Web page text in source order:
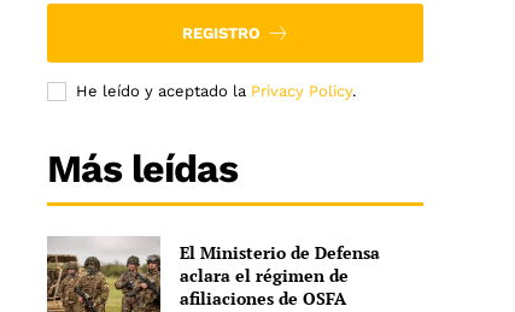
REGISTRO
He leído y aceptado la Privacy Policy.
Más leídas
El Ministerio de Defensa
aclara el régimen de
afiliaciones de OSFA